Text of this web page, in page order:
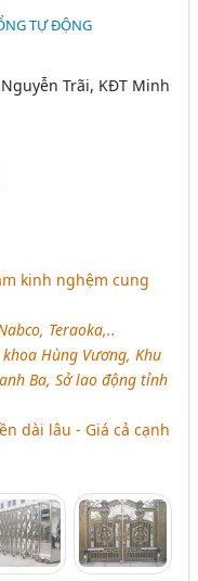
TỰ ĐỘNG
Trãi, KĐT Minh
kinh nghệm cung
Teraoka,..
Hùng Vương, Khu
Ba, Sở lao động tỉnh
dài lâu - Giá cả cạnh